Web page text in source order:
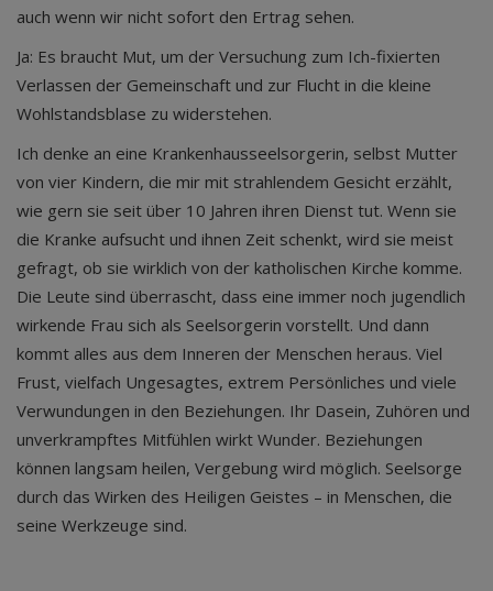
auch wenn wir nicht sofort den Ertrag sehen.
Ja: Es braucht Mut, um der Versuchung zum Ich-fixierten
Verlassen der Gemeinschaft und zur Flucht in die kleine
Wohlstandsblase zu widerstehen.
Ich denke an eine Krankenhausseelsorgerin, selbst Mutter
von vier Kindern, die mir mit strahlendem Gesicht erzählt,
wie gern sie seit über 10 Jahren ihren Dienst tut. Wenn sie
die Kranke aufsucht und ihnen Zeit schenkt, wird sie meist
gefragt, ob sie wirklich von der katholischen Kirche komme.
Die Leute sind überrascht, dass eine immer noch jugendlich
wirkende Frau sich als Seelsorgerin vorstellt. Und dann
kommt alles aus dem Inneren der Menschen heraus. Viel
Frust, vielfach Ungesagtes, extrem Persönliches und viele
Verwundungen in den Beziehungen. Ihr Dasein, Zuhören und
unverkrampftes Mitfühlen wirkt Wunder. Beziehungen
können langsam heilen, Vergebung wird möglich. Seelsorge
durch das Wirken des Heiligen Geistes – in Menschen, die
seine Werkzeuge sind.